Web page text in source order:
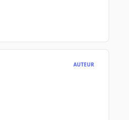
AUTEUR